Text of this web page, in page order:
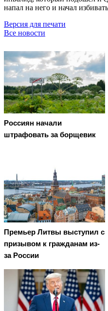
напал на него и начал
Версия для печати
Все новости
Россиян начали
штрафовать за борщевик
Премьер Литвы выступил с
призывом к гражданам из-
за России